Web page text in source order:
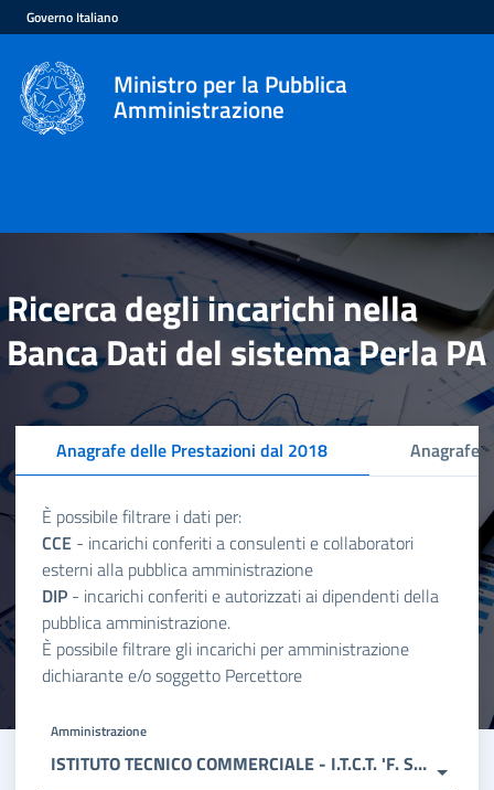
Governo Italiano
Ministro per la Pubblica
Amministrazione
Ricerca degli incarichi nella
Banca Dati del sistema Perla PA
Anagrafe delle Prestazioni dal 2018 Anagrafe
È possibile filtrare i dati per:
CCE - incarichi conferiti a consulenti e collaboratori
esterni alla pubblica amministrazione
DIP - incarichi conferiti e autorizzati ai dipendenti della
pubblica amministrazione.
È possibile filtrare gli incarichi per amministrazione
dichiarante e/o soggetto Percettore
Amministrazione
ISTITUTO TECNICO COMMERCIALE - I.T.C.T. 'F. SCARPELLINI'